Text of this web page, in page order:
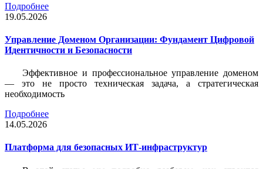
Подробнее
19.05.2026
Управление Доменом Организации: Фундамент Цифровой
Идентичности и Безопасности
Эффективное и профессиональное управление доменом
— это не просто техническая задача, а стратегическая
необходимость
Подробнее
14.05.2026
Платформа для безопасных ИТ-инфраструктур